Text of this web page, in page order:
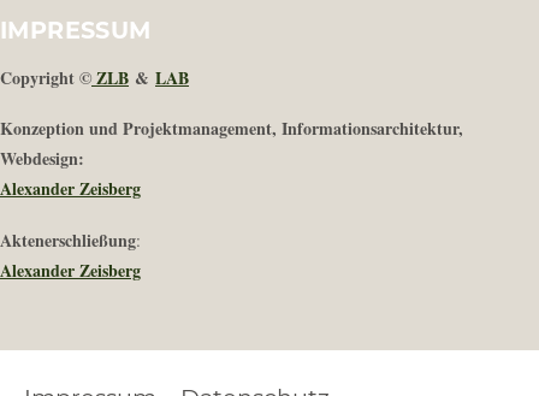
IMPRESSUM
Copyright ©ZLB & LAB
Konzeption und Projektmanagement, Informationsarchitektur,
Webdesign:
Alexander Zeisberg
Aktenerschließung:
Alexander Zeisberg